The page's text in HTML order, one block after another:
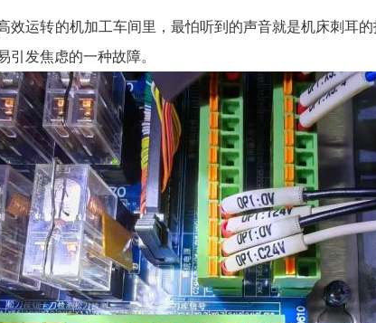
效运转的机加工车间里，最怕听到的声音就是机床刺耳
引发焦虑的一种故障。